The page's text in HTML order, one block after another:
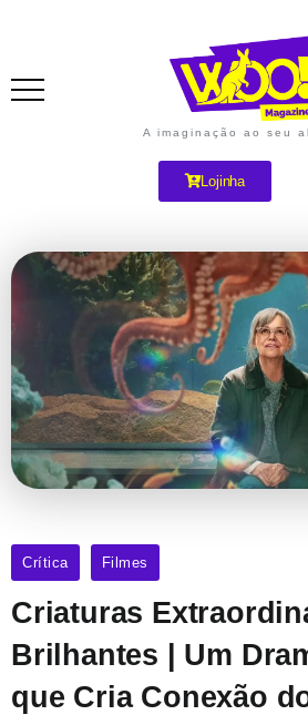
A imaginação ao seu
Lojinha
Crítica Filmes
Criaturas
Brilhantes | Um
que Cria Conexão